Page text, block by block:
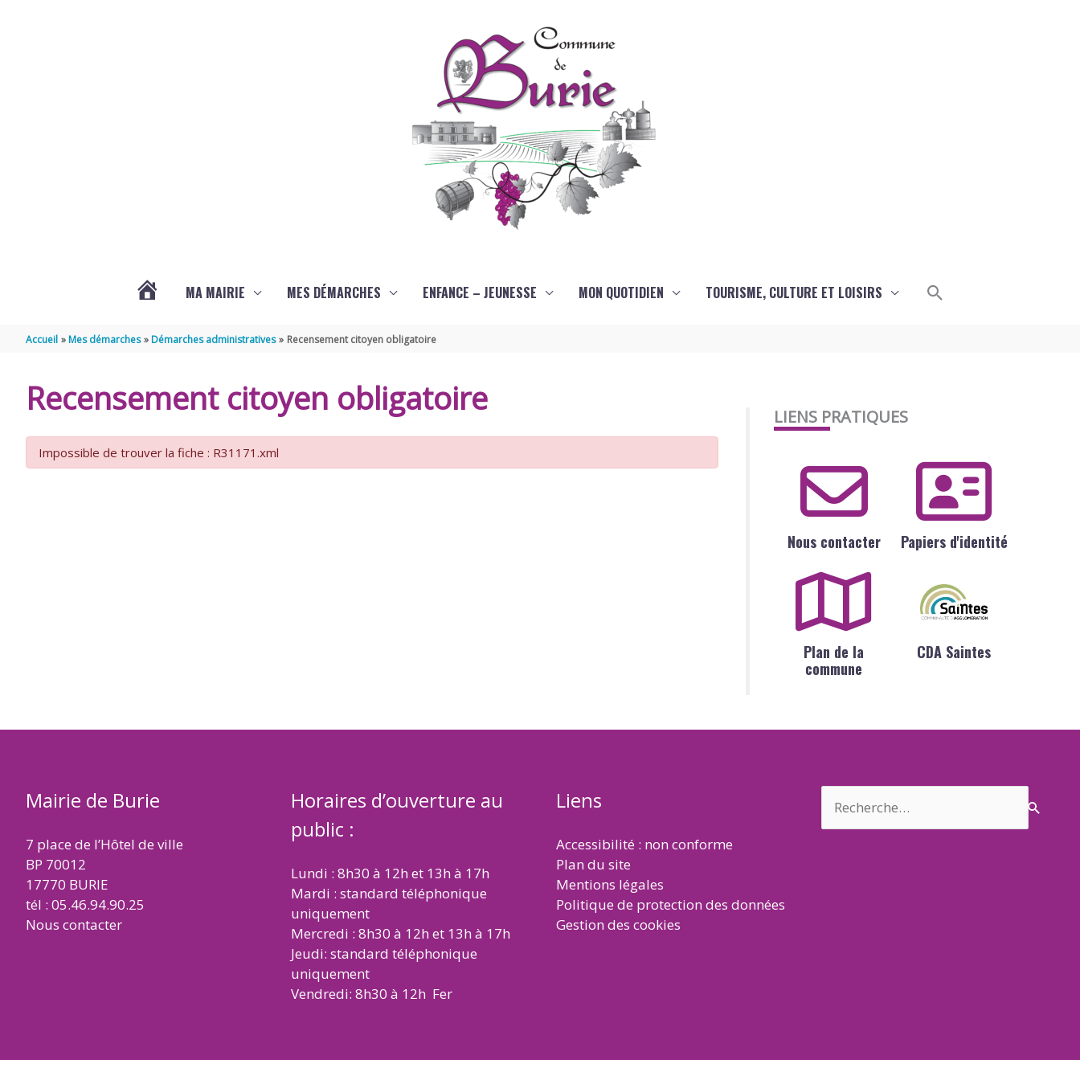
MA MAIRIE MES DÉMARCHES ENFANCE – JEUNESSE MON QUOTIDIEN TOURISME, CULTURE ET LOISIRS Rechercher
Accueil Mes démarches Démarches administratives Recensement citoyen obligatoire
Recensement citoyen obligatoire
Impossible de trouver la fiche : R31171.xml
LIENS PRATIQUES
Nous contacter Papiers d'identité
Plan de la
commune
CDA Saintes
Mairie de Burie
7 place de l’Hôtel de ville
BP 70012
17770 BURIE
tél : 05.46.94.90.25
Nous contacter
Horaires d’ouverture au
public :
Lundi : 8h30 à 12h et 13h à 17h
Mardi : standard téléphonique
uniquement
Mercredi : 8h30 à 12h et 13h à 17h
Jeudi: standard téléphonique
uniquement
Vendredi: 8h30 à 12h Fer
Liens
Accessibilité : non conforme
Plan du site
Mentions légales
Politique de protection des données
Gestion des cookies